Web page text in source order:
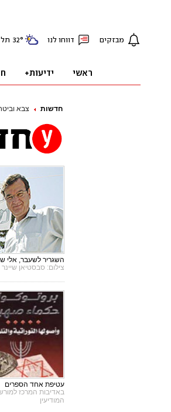
חדשות צבא
השגריר לשעבר, אלי
צילום: סבסטיאן שיינר
עטיפת אחד הספרים
באדיבות המרכז
המודיעין